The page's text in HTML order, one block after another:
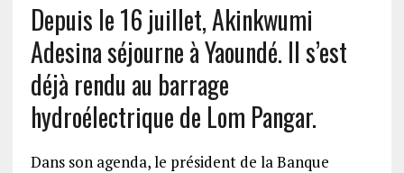
Depuis le 16 juillet, Akinkwumi
Adesina séjourne à Yaoundé. Il s’est
déjà rendu au barrage
hydroélectrique de Lom Pangar.
Dans son agenda, le président de la Banque